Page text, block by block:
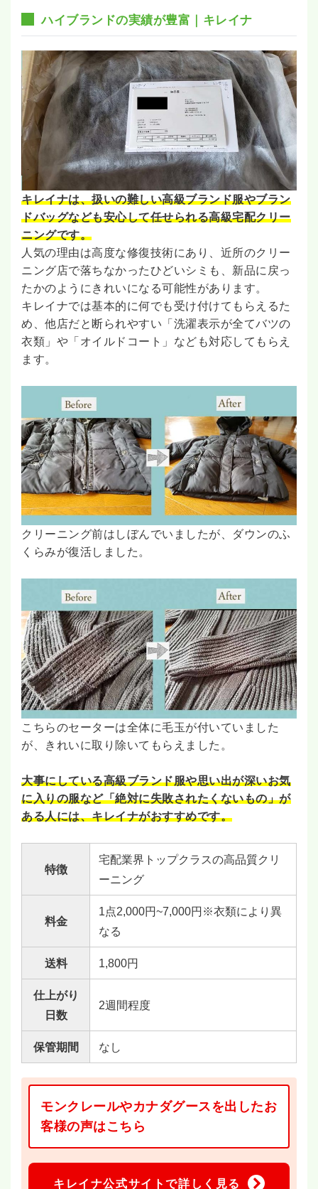
ハイブランドの実績が豊富｜キレイナ
キレイナは、扱いの難しい高級ブランド服やブラン
ドバッグなども安心して任せられる高級宅配クリー
ニングです。
人気の理由は高度な修復技術にあり、近所のクリー
ニング店で落ちなかったひどいシミも、新品に戻っ
たかのようにきれいになる可能性があります。
キレイナでは基本的に何でも受け付けてもらえるた
め、他店だと断られやすい「洗濯表示が全てバツの
衣類」や「オイルドコート」なども対応してもらえ
ます。
クリーニング前はしぼんでいましたが、ダウンのふ
くらみが復活しました。
こちらのセーターは全体に毛玉が付いていました
が、きれいに取り除いてもらえました。
大事にしている高級ブランド服や思い出が深いお気
に入りの服など「絶対に失敗されたくないもの」が
ある人には、キレイナがおすすめです。
特徴
宅配業界トップクラスの高品質クリ
ーニング
料金
1点2,000円~7,000円※衣類により異
なる
送料 1,800円
仕上がり
日数
2週間程度
保管期間 なし
モンクレールやカナダグースを出したお
客様の声はこちら
キレイナ公式サイトで詳しく見る